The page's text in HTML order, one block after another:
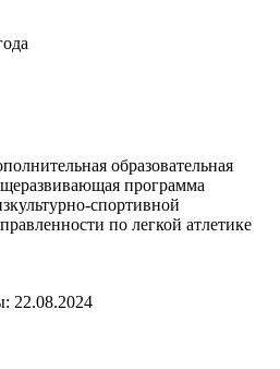
образовательная
программа
спортивной
по легкой атлетике
22.08.2024